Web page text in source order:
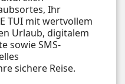
Ihr
TUI mit wertvollem
Urlaub, digitalem
sowie SMS-
sichere Reise.